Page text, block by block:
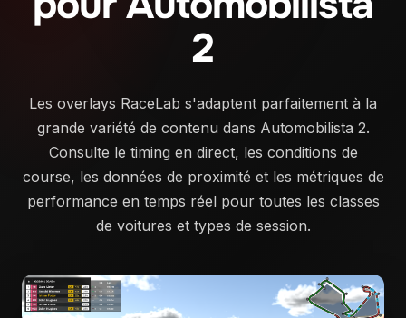
2
Les overlays RaceLab s'adaptent parfaitement à la
grande variété de contenu dans Automobilista 2.
Consulte le timing en direct, les conditions de
course, les données de proximité et les métriques de
performance en temps réel pour toutes les classes
de voitures et types de session.